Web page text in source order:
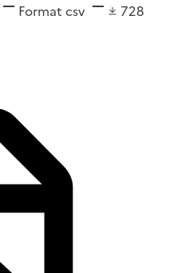
Format csv
728